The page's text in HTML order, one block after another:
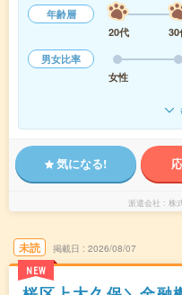
年齢層
20代
30
男女比率
女性
気になる!
派遣会社 株
未読
NEW
掲載日 2026/08/07